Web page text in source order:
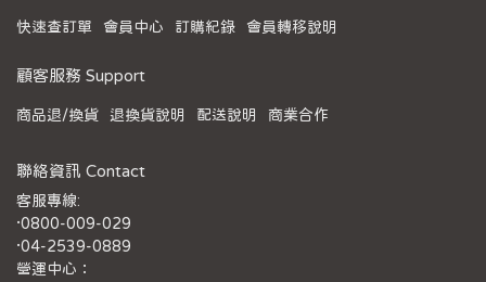
快速查訂單 會員中心 訂購紀錄 會員轉移說明
顧客服務 Support
商品退/換貨 退換貨說明 配送說明 商業合作
聯絡資訊 Contact
客服專線:
·0800-009-029
·04-2539-0889
營運中心：